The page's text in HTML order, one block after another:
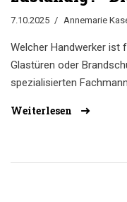
für jede Türart
7.10.2025 Annemarie
Welcher Handwerker ist
Glastüren oder
spezialisierten
Weiterlesen